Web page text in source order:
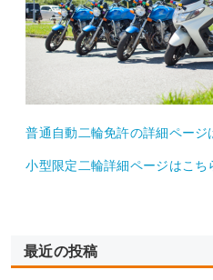
普通自動二輪免許の詳細ページ
小型限定二輪詳細ページはこち
最近の投稿